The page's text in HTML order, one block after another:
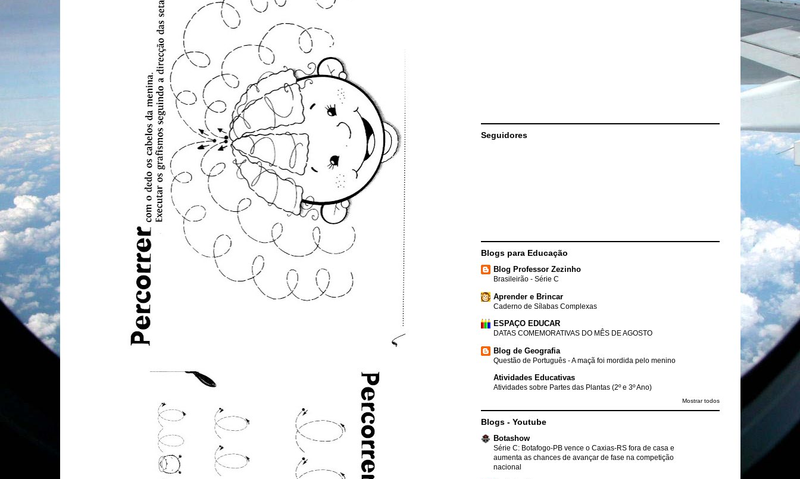
Seguidores
Blogs para Educação
Blog Professor Zezinho
Brasileirão - Série C
Aprender e Brincar
Caderno de Sílabas Complexas
ESPAÇO EDUCAR
DATAS COMEMORATIVAS DO MÊS DE AGOSTO
Blog de Geografia
Questão de Português - A maçã foi mordida pelo menino
Atividades Educativas
Atividades sobre Partes das Plantas (2º e 3º Ano)
Mostrar todos
Blogs - Youtube
Botashow
Série C: Botafogo-PB vence o Caxias-RS fora de casa e
aumenta as chances de avançar de fase na competição
nacional